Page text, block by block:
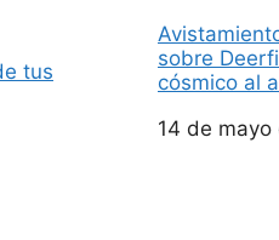
tus
sobre
cósmico al
Fecha
14 de